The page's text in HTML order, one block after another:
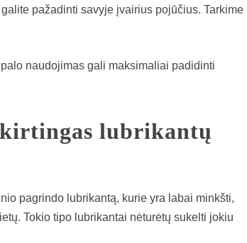
pažadinti savyje įvairius pojūčius. Tarkime
naudojimas gali maksimaliai padidinti
lubrikantų
pagrindo lubrikantą, kurie yra labai minkšti,
Tokio tipo lubrikantai nėturėtų sukelti jokiu